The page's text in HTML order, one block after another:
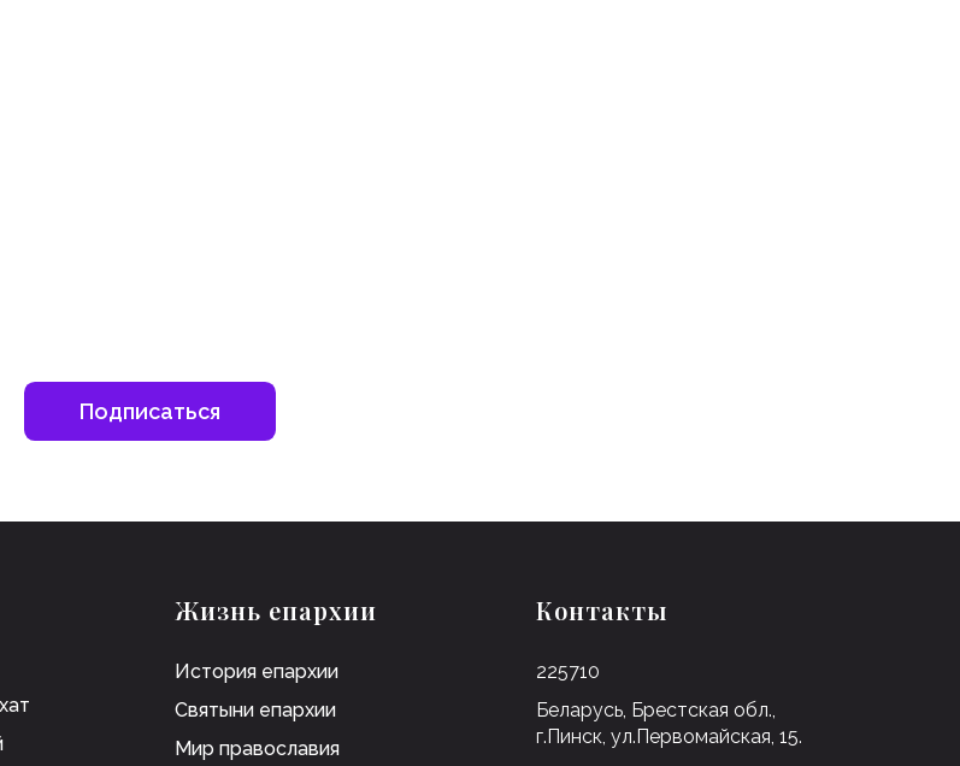
Жизнь епархии
История епархии
Святыни епархии
Мир православия
Контакты
225710
Беларусь, Брестская обл.,
г.Пинск, ул.Первомайская, 15.